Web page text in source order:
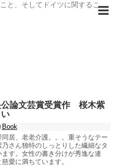
と、そしてドイツに関するこ
公論文芸賞受賞作 桜木紫
Book
居、老老介護。。。重そうなテー
さん独特のしっとりした繊細なタ
ます。女性の書き分けが秀逸な連
愛に満ちています。